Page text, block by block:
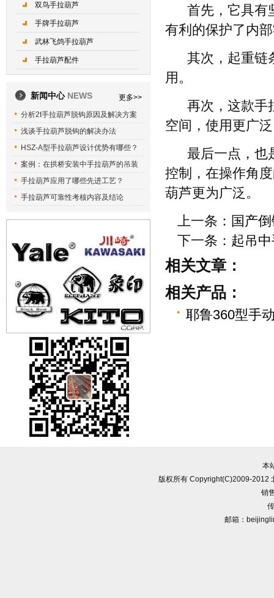
首先，它具有
有利的保护了内
其次，起重链
用。
再次，这款手
空间，使用更广
最后一点，也
控制，在操作角
葫芦更为广泛。
上一条： 国产
下一条： 起吊
相关文章：
相关产品：
耶鲁360型手
双鸟手拉葫芦
手牌手拉葫芦
武林飞鸽手拉葫芦
手拉葫芦配件
新闻中心 NEWS
更多>>
分析2t手拉葫芦脱钩原因及解决方案
浅谈手拉葫芦脱钩的解决办法
HSZ-A型手拉葫芦设计优势有哪些？
案例：在拱桥安装中手拉葫芦的吊装
手拉葫芦应用了哪些先进工艺？
手拉葫芦可靠性考核内容及结论
本
版权所有 Copyright(C)2009-2012
销
邮箱：